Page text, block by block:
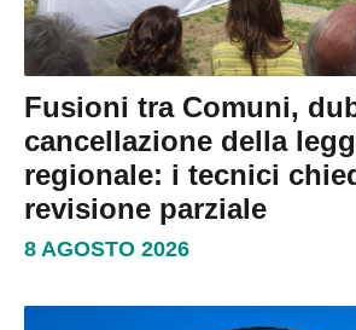
Fusioni tra Comuni,
cancellazione della
regionale: i tecnici
revisione parziale
8 AGOSTO 2026